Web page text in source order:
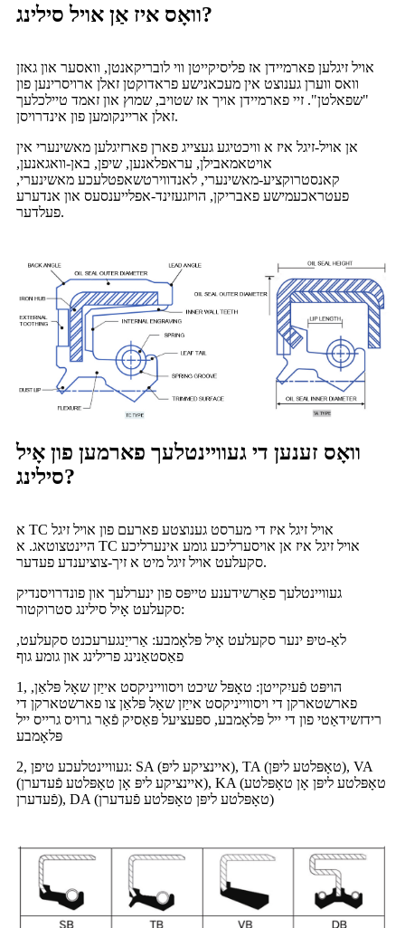
וואָס איז אַן אויל סילינג?
אויל זיגלען פארמיידן אז פליסיקייטן ווי לובריקאנטן, וואסער און גאזן
וואס ווערן גענוצט אין מעכאנישע פראדוקטן זאלן ארויסרינען פון
"שפאלטן". זיי פארמיידן אויך אז שטויב, שמוץ און זאמד טיילכלעך
זאלן אריינקומען פון אינדרויסן.
אן אויל-זיגל איז א וויכטיגע געצייג פארן פארזיגלען מאשינערי אין
אויטאמאבילן, עראפלאנען, שיפן, באן-וואגאנען,
קאנסטרוקציע-מאשינערי, לאנדווירטשאפטלעכע מאשינערי,
פעטראכעמישע פאבריקן, הויזגעזינד-אפלייענסעס און אנדערע
פעלדער.
וואָס זענען די געוויינטלעך פארמען פון אָיל
סילינג?
א TC אויל זיגל איז די מערסט גענוצטע פארעם פון אויל זיגל
היינטצוטאג. א TC אויל זיגל איז אן אויסערליכע גומע אינערליכע
סקעלעט אויל זיגל מיט א זיך-צוציענדע פעדער.
געוויינטלעך פאַרשידענע טייפּס פון ינערלעך און פונדרויסנדיק
סקעלעט אָיל סילינג סטרוקטור:
לאַ-טיפּ ינער סקעלעט אָיל פּלאָמבע: אַרייַנגערעכנט סקעלעט,
פאַסטאַנינג פרילינג און גומע גוף
1, הויפּט פֿעיִקייטן: טאָפּל שיכט ויסווייניקסט אייַזן שאָל פּלאַן,
פארשטארקן די ויסווייניקסט אייַזן שאָל פּלאַן צו פארשטארקן די
רידזשידאַטי פון די ייל פּלאָמבע, ספּעציעל פּאַסיק פֿאַר גרויס גרייס ייל
פּלאָמבע
2, געוויינטלעכע טיפן: SA (איינציקע ליפּ), TA (טאָפּלטע ליפּן), VA
(איינציקע ליפּ אָן טאָפּלטע פֿעדערן), KA (טאָפּלטע ליפּן אָן טאָפּלטע
פֿעדערן), DA (טאָפּלטע ליפּן טאָפּלטע פֿעדערן)